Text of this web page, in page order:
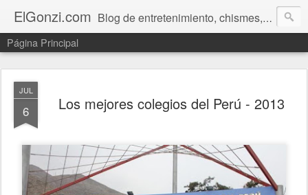
ElGonzi.com Blog de entretenimiento, chismes, humor, farándula, curiosidades, ovnis, noticias calientes, fotos, videos, paranormal y ¡más!
Página Principal
JUL
6 Los mejores colegios del Perú - 2013